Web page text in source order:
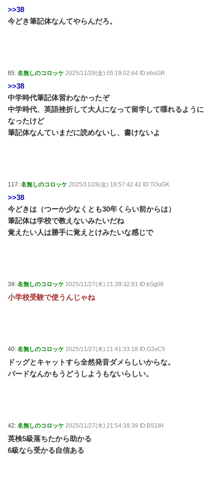
>>38
今どき筆記体なんてやらんだろ。
85: 名無しのコロッケ 2025/11/28(金) 05:19:02.64 ID:ebsGR
>>38
中学時代筆記体習わなかったぞ
中学時代、英語挫折して大人になって留学して喋れるように
なったけど
筆記体なんていまだに読めないし、書けないよ
117: 名無しのコロッケ 2025/11/28(金) 19:57:42.42 ID:TOuGK
>>38
今どきは（つーか少なくとも30年くらい前からは）
筆記体は学校で教えないみたいだね
覚えたい人は勝手に覚えとけみたいな感じで
39: 名無しのコロッケ 2025/11/27(木) 21:39:32.81 ID:kSg06
小学校受験で使うんじゃね
40: 名無しのコロッケ 2025/11/27(木) 21:41:33.18 ID:G3vC5
ドッグとキャットすら全然発音ダメらしいからな。
バードなんかもうどうしようもないらしい。
42: 名無しのコロッケ 2025/11/27(木) 21:54:39.39 ID:BS1IH
英検5級落ちたから助かる
6級なら受かる自信ある